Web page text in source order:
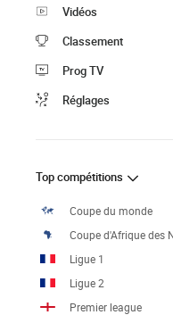
Vidéos
Classement
Prog TV
Réglages
Top compétitions
Coupe du monde
Coupe d'Afrique des
Ligue 1
Ligue 2
Premier league